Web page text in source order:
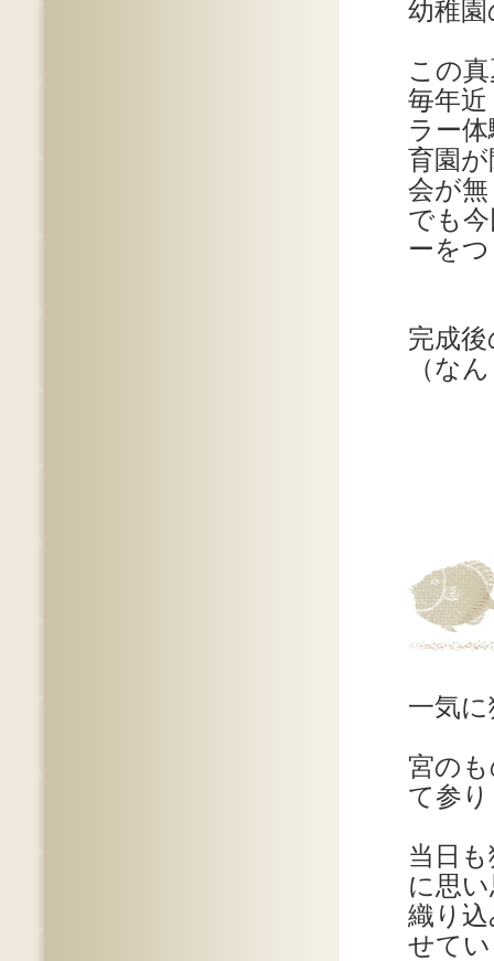
幼稚
この
毎年
ラー
育園
会が
でも
ーを
完成
（な
一気
宮の
て参
当日
に思
織り
せて